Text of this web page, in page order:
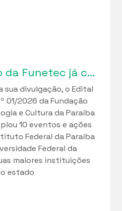
Edital de Apoio da Funetec já contemplou 10 iniciativas do IFPB e 5 da UFPB
sua divulgação, o Edital
01/2026 da Fundação
e Cultura da Paraíba
10 eventos e ações
Federal da Paraíba
Federal da
maiores instituições
estado